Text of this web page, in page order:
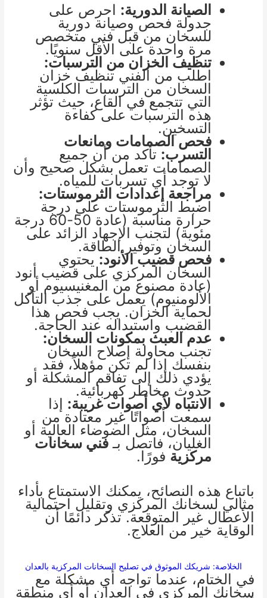
الصيانة الدورية: احرص على
جدولة فحص وصيانة دورية
للسخان من قبل فني متخصص
مرة واحدة على الأقل سنويًا.
تنظيف الخزان من الترسبات:
اطلب من الفني تنظيف خزان
السخان من الترسبات الكلسية
التي تتجمع في القاع، حيث تؤثر
هذه الترسبات على كفاءة
التسخين.
فحص الصمامات ومانعات
التسرب: تأكد من أن جميع
الصمامات تعمل بشكل صحيح وأن
لا توجد أي تسربات للمياه.
مراجعة إعدادات الثرموستات:
اضبط الثرموستات على درجة
حرارة مناسبة (عادة 50-60 درجة
مئوية) لتجنب الإجهاد الزائد على
السخان وتوفير الطاقة.
فحص قضيب الأنود: يحتوي
السخان المركزي على قضيب أنود
(عادة مصنوع من المغنيسيوم أو
الألومنيوم) يعمل على جذب التآكل
لحماية الخزان. يجب فحص هذا
القضيب واستبداله عند الحاجة.
عدم العبث بمكونات السخان:
تجنب محاولة إصلاح السخان
بنفسك إذا لم تكن مؤهلاً، فقد
يؤدي ذلك إلى تفاقم المشكلة أو
حدوث مخاطر كهربائية.
الانتباه لأي أصوات غريبة: إذا
سمعت أصواتًا غير معتادة من
السخان، مثل الضوضاء العالية أو
الغليان، فاتصل بـفني سخانات
مركزية فورًا.
باتباع هذه النصائح، يمكنك الاستمتاع بأداء
مثالي لسخانك المركزي وتقليل احتمالية
الأعطال غير المتوقعة. تذكر دائمًا أن
الوقاية خير من العلاج.
الخلاصة: شريكك الموثوق في تصليح السخانات المركزية بالعدان
في الختام، عندما تواجه أي مشكلة مع
سخانك المركزي في العدان أو أي منطقة